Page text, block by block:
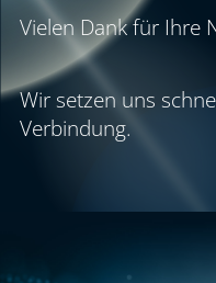
Vielen Dank für Ihre
Wir setzen uns
Verbindung.